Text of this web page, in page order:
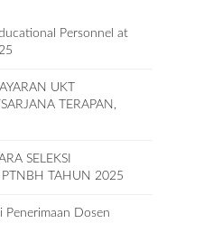
Personnel at
UKT
TERAPAN,
SELEKSI
PTNBH TAHUN 2025
Penerimaan Dosen